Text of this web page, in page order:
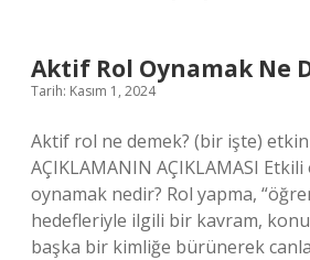
Aktif Rol Oynamak Ne
Tarih: Kasım 1, 2024
Aktif rol ne demek? (bir işte)
AÇIKLAMANIN AÇIKLAMASI
oynamak nedir? Rol yapma,
hedefleriyle ilgili bir kavram,
başka bir kimliğe bürünerek